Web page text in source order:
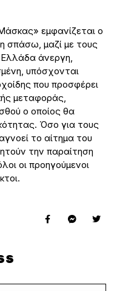
εμφανίζεται ο
σπάσω, μαζί με τους
Ελλάδα άνεργη,
υπόσχονται
που προσφέρει
μεταφοράς,
ο οποίος θα
Όσο για τους
το αίτημα του
την παραίτηση
οι προηγούμενοι